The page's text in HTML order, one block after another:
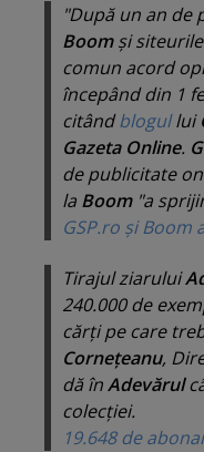
"După un an de
Boomşi siteurile
comun acord
începând din 1
citândblogullui
Gazeta Online.
de publicitate
la Boom"a
GSP.ro şi
Tirajul ziarului
240.000 de
cărţi pe care
Corneţeanu,
dă înAdevărul
colecţiei.
19.648 de